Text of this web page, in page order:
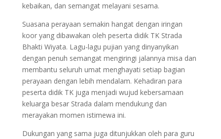
kebaikan, dan semangat melayani sesama.
Suasana perayaan semakin hangat dengan iringan
koor yang dibawakan oleh peserta didik TK Strada
Bhakti Wiyata. Lagu-lagu pujian yang dinyanyikan
dengan penuh semangat mengiringi jalannya misa dan
membantu seluruh umat menghayati setiap bagian
perayaan dengan lebih mendalam. Kehadiran para
peserta didik TK juga menjadi wujud kebersamaan
keluarga besar Strada dalam mendukung dan
merayakan momen istimewa ini.
Dukungan yang sama juga ditunjukkan oleh para guru